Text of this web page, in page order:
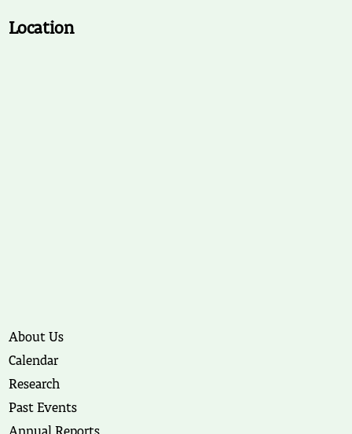
Location
About Us
Calendar
Research
Past Events